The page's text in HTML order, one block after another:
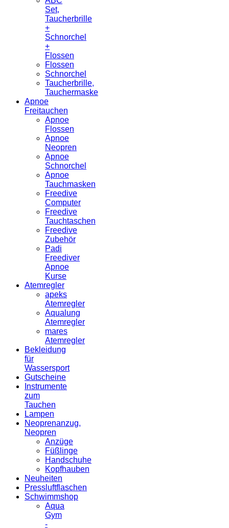
Set,
Taucherbrille
+
Schnorchel
+
Flossen
Flossen
Schnorchel
Taucherbrille,
Tauchermaske
Apnoe
Freitauchen
Apnoe
Flossen
Apnoe
Neopren
Apnoe
Schnorchel
Apnoe
Tauchmasken
Freedive
Computer
Freedive
Tauchtaschen
Freedive
Zubehör
Padi
Freediver
Apnoe
Kurse
Atemregler
apeks
Atemregler
Aqualung
Atemregler
mares
Atemregler
Bekleidung
für
Wassersport
Gutscheine
Instrumente
zum
Tauchen
Lampen
Neoprenanzug,
Neopren
Anzüge
Füßlinge
Handschuhe
Kopfhauben
Neuheiten
Pressluftflaschen
Schwimmshop
Aqua
Gym
-